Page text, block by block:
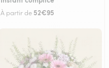
À partir de 52€95